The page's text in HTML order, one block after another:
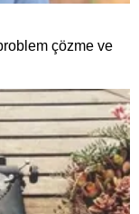
çözme ve